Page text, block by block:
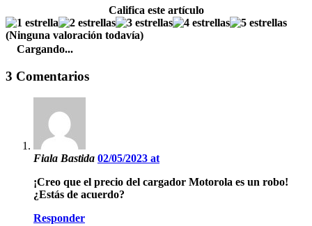
Califica este artículo
(Ninguna valoración todavía)
Cargando...
3 Comentarios
Fiala Bastida 02/05/2023 at
¡Creo que el precio del cargador Motorola es un robo!
¿Estás de acuerdo?
Responder